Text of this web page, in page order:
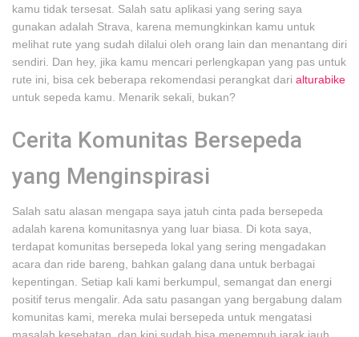
kamu tidak tersesat. Salah satu aplikasi yang sering saya
gunakan adalah Strava, karena memungkinkan kamu untuk
melihat rute yang sudah dilalui oleh orang lain dan menantang diri
sendiri. Dan hey, jika kamu mencari perlengkapan yang pas untuk
rute ini, bisa cek beberapa rekomendasi perangkat dari alturabike
untuk sepeda kamu. Menarik sekali, bukan?
Cerita Komunitas Bersepeda
yang Menginspirasi
Salah satu alasan mengapa saya jatuh cinta pada bersepeda
adalah karena komunitasnya yang luar biasa. Di kota saya,
terdapat komunitas bersepeda lokal yang sering mengadakan
acara dan ride bareng, bahkan galang dana untuk berbagai
kepentingan. Setiap kali kami berkumpul, semangat dan energi
positif terus mengalir. Ada satu pasangan yang bergabung dalam
komunitas kami, mereka mulai bersepeda untuk mengatasi